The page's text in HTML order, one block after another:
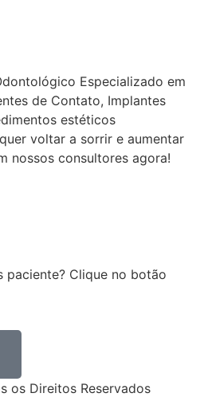
Especializado em
de Contato, Implantes
estéticos
voltar a sorrir e aumentar
nossos consultores agora!
paciente? Clique no botão
os Direitos Reservados